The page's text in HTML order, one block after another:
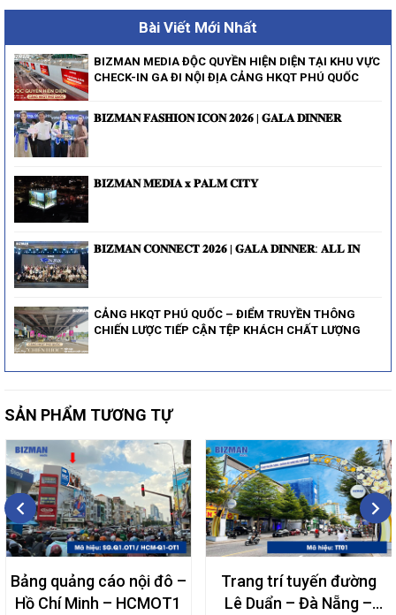
Bài Viết Mới Nhất
BIZMAN MEDIA ĐỘC QUYỀN HIỆN DIỆN TẠI KHU VỰC
CHECK-IN GA ĐI NỘI ĐỊA CẢNG HKQT PHÚ QUỐC
𝐁𝐈𝐙𝐌𝐀𝐍 𝐅𝐀𝐒𝐇𝐈𝐎𝐍 𝐈𝐂𝐎𝐍 𝟐𝟎𝟐𝟔 | 𝐆𝐀𝐋𝐀 𝐃𝐈𝐍𝐍𝐄𝐑
𝐁𝐈𝐙𝐌𝐀𝐍 𝐌𝐄𝐃𝐈𝐀 𝐱 𝐏𝐀𝐋𝐌 𝐂𝐈𝐓𝐘
𝐁𝐈𝐙𝐌𝐀𝐍 𝐂𝐎𝐍𝐍𝐄𝐂𝐓 𝟐𝟎𝟐𝟔 | 𝐆𝐀𝐋𝐀 𝐃𝐈𝐍𝐍𝐄𝐑: 𝐀𝐋𝐋 𝐈𝐍
CẢNG HKQT PHÚ QUỐC – ĐIỂM TRUYỀN THÔNG
CHIẾN LƯỢC TIẾP CẬN TỆP KHÁCH CHẤT LƯỢNG
SẢN PHẨM TƯƠNG TỰ
Bảng quảng cáo nội đô –
Hồ Chí Minh – HCMOT1
Trang trí tuyến đường
Lê Duẩn – Đà Nẵng –